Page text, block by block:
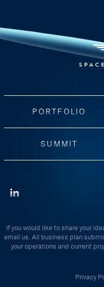
PORTFOLIO
SUMMIT
If you would like to share your
email us. All business plan
your operations and current
Privacy